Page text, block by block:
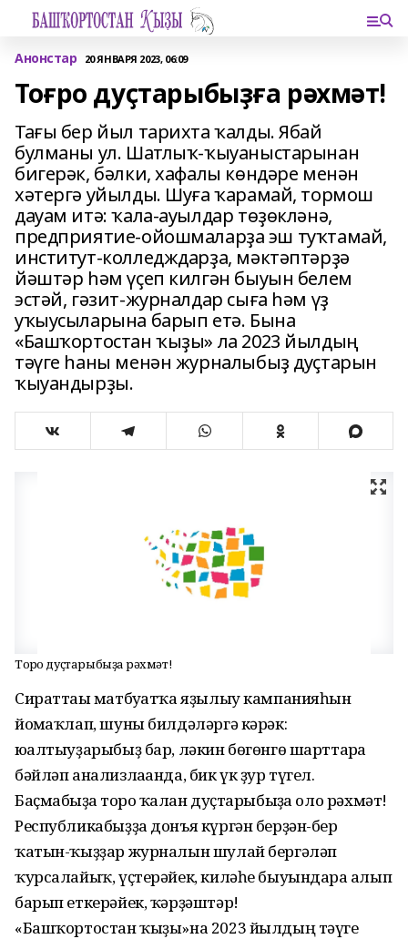
Анонстар 20 ЯНВАРЯ 2023, 06:09
Тоғро дуҫтарыбыҙға рәхмәт!
Тағы бер йыл тарихта ҡалды. Ябай
булманы ул. Шатлыҡ-ҡыуаныстарынан
бигерәк, бәлки, хафалы көндәре менән
хәтергә уйылды. Шуға ҡарамай, тормош
дауам итә: ҡала-ауылдар төҙөкләнә,
предприятие-ойошмаларҙа эш туҡтамай,
институт-колледждарҙа, мәктәптәрҙә
йәштәр һәм үҫеп килгән быуын белем
эстәй, гәзит-журналдар сыға һәм үҙ
уҡыусыларына барып етә. Бына
«Башҡортостан ҡыҙы» ла 2023 йылдың
тәүге һаны менән журналыбыҙ дуҫтарын
ҡыуандырҙы.
Тоғро дуҫтарыбыҙға рәхмәт!
Сираттағы матбуғатҡа яҙылыу кампанияһын
йомғаҡлап, шуны билдәләргә кәрәк:
юғалтыуҙарыбыҙ бар, ләкин бөгөнгө шарттарға
бәйләп анализлағанда, бик үк ҙур түгел.
Баҫмабыҙға тоғро ҡалған дуҫтарыбыҙға оло рәхмәт!
Республикабыҙҙа донъя күргән берҙән-бер
ҡатын-ҡыҙҙар журналын шулай бергәләп
ҡурсалайыҡ, үҫтерәйек, киләһе быуындарға алып
барып еткерәйек, ҡәрҙәштәр!
«Башҡортостан ҡыҙы»на 2023 йылдың тәүге